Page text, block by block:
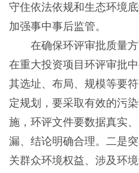
守住依法依规和生态环境
加强事中事后监管。
在确保环评审批质量方
在重大投资项目环评审批
其选址、布局、规模等要
定规划，要采取有效的污
施，环评文件要数据真实
漏、结论明确合理。二是
关群众环境权益、涉及环